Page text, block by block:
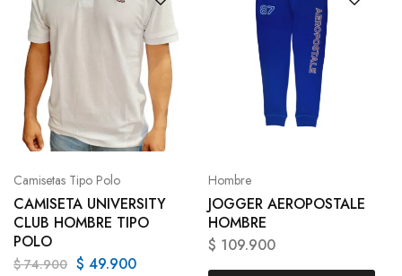
Camisetas Tipo Polo
CAMISETA UNIVERSITY
CLUB HOMBRE TIPO
POLO
$74.900 $ 49.900
Hombre
JOGGER AEROPOSTALE
HOMBRE
$ 109.900